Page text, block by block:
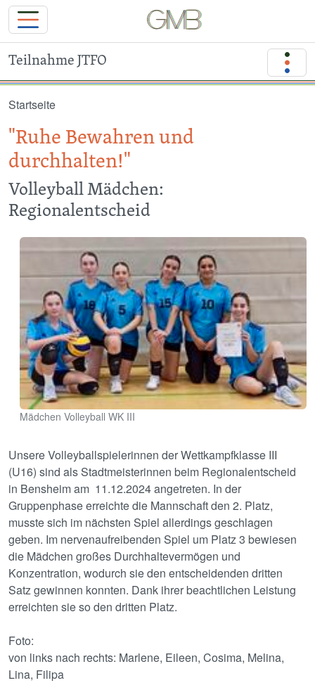
Teilnahme JTFO
Startseite
"Ruhe Bewahren und
durchhalten!"
Volleyball Mädchen:
Regionalentscheid
Image
Mädchen Volleyball WK III
Unsere Volleyballspielerinnen der Wettkampfklasse III
(U16) sind als Stadtmeisterinnen beim Regionalentscheid
in Bensheim am 11.12.2024 angetreten. In der
Gruppenphase erreichte die Mannschaft den 2. Platz,
musste sich im nächsten Spiel allerdings geschlagen
geben. Im nervenaufreibenden Spiel um Platz 3 bewiesen
die Mädchen großes Durchhaltevermögen und
Konzentration, wodurch sie den entscheidenden dritten
Satz gewinnen konnten. Dank ihrer beachtlichen Leistung
erreichten sie so den dritten Platz.
Foto:
von links nach rechts: Marlene, Eileen, Cosima, Melina,
Lina, Filipa